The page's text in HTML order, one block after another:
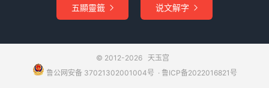
五顯靈籤  说文解字 
© 2012-2026 天玉宫
鲁公网安备 37021302001004号 ​​​ · 鲁ICP备2022016821号